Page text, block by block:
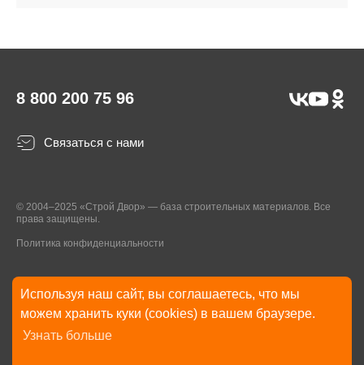
Используя наш сайт, вы соглашаетесь, что мы
можем хранить куки (cookies) в вашем браузере.
Узнать больше
8 800 200 75 96
Связаться с нами
© 2004–2025 «Строй Двор» — база строительных материалов. Все
права защищены.
Политика конфиденциальности
* Указанные на Сайте цены, комплектации, описания и технические
характеристики могут быть изменены в любое время без уведомления
пользователей Сайта. Внешний вид товаров и упаковки может